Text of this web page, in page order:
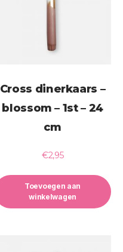
Cross dinerkaars –
blossom – 1st – 24
cm
€2,95
Toevoegen aan
winkelwagen